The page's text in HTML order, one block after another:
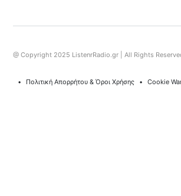
@ Copyright 2025 ListenrRadio.gr | All Rights
⠀•⠀ Πολιτική Απορρήτου & Όροι Χρήσης ⠀•⠀Cookie